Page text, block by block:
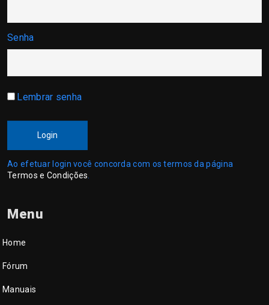
Senha
Lembrar senha
Login
Ao efetuar login você concorda com os termos da página
Termos e Condições
Menu
Home
Fórum
Manuais